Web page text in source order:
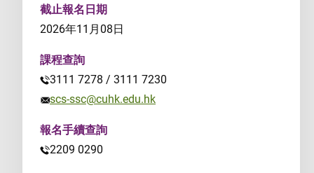
截止報名日期
2026年11月08日
課程查詢
3111 7278 / 3111 7230
scs-ssc@cuhk.edu.hk
報名手續查詢
2209 0290